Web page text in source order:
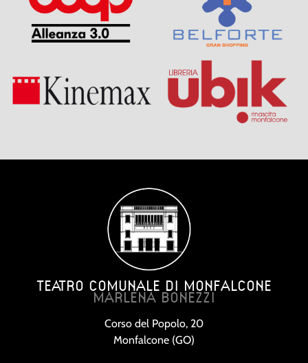
TEATRO COMUNALE DI MONFALCONE
MARLENA BONEZZI
Corso del Popolo, 20
Monfalcone (GO)